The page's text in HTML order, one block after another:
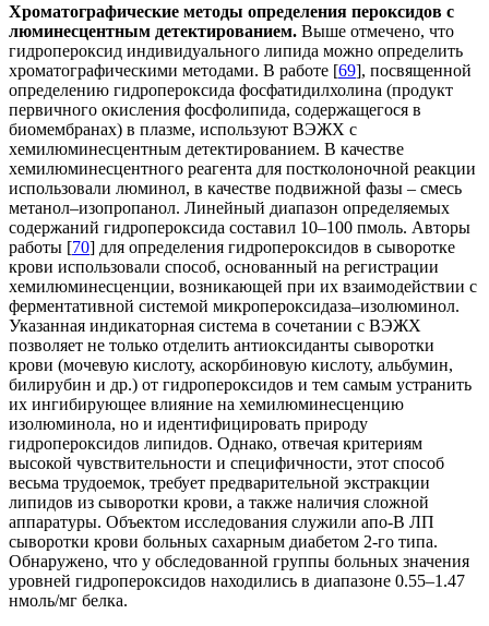
Хроматографические методы определения пероксидов с
люминесцентным детектированием. Выше отмечено, что
гидропероксид индивидуального липида можно определить
хроматографическими методами. В работе [69], посвященной
определению гидропероксида фосфатидилхолина (продукт
первичного окисления фосфолипида, содержащегося в
биомембранах) в плазме, используют ВЭЖХ с
хемилюминесцентным детектированием. В качестве
хемилюминесцентного реагента для постколоночной реакции
использовали люминол, в качестве подвижной фазы – смесь
метанол–изопропанол. Линейный диапазон определяемых
содержаний гидропероксида составил 10–100 пмоль. Авторы
работы [70] для определения гидропероксидов в сыворотке
крови использовали способ, основанный на регистрации
хемилюминесценции, возникающей при их взаимодействии с
ферментативной системой микропероксидаза–изолюминол.
Указанная индикаторная система в сочетании с ВЭЖХ
позволяет не только отделить антиоксиданты сыворотки
крови (мочевую кислоту, аскорбиновую кислоту, альбумин,
билирубин и др.) от гидропероксидов и тем самым устранить
их ингибирующее влияние на хемилюминесценцию
изолюминола, но и идентифицировать природу
гидропероксидов липидов. Однако, отвечая критериям
высокой чувствительности и специфичности, этот способ
весьма трудоемок, требует предварительной экстракции
липидов из сыворотки крови, а также наличия сложной
аппаратуры. Объектом исследования служили апо-В ЛП
сыворотки крови больных сахарным диабетом 2-го типа.
Обнаружено, что у обследованной группы больных значения
уровней гидропероксидов находились в диапазоне 0.55–1.47
нмоль/мг белка.